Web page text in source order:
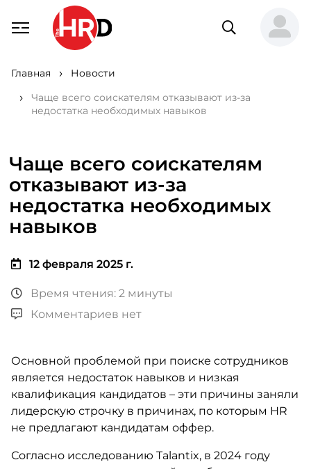
Главная
Новости
Чаще всего соискателям отказывают из-за
недостатка необходимых навыков
Чаще всего соискателям
отказывают из-за
недостатка необходимых
навыков
12 февраля 2025 г.
Время чтения: 2 минуты
Комментариев нет
Основной проблемой при поиске сотрудников
является недостаток навыков и низкая
квалификация кандидатов – эти причины заняли
лидерскую строчку в причинах, по которым HR
не предлагают кандидатам оффер.
Согласно исследованию Talantix, в 2024 году